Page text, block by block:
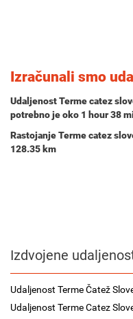
Izračunali smo
Udaljenost Terme catez
potrebno je oko 1 hour 38
Rastojanje Terme catez
128.35 km
Izdvojene
Udaljenost Terme Čatež
Udaljenost Terme Catez